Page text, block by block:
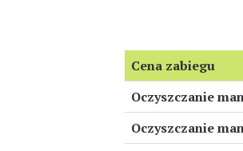
Cena zabiegu
Oczyszczanie
Oczyszczanie